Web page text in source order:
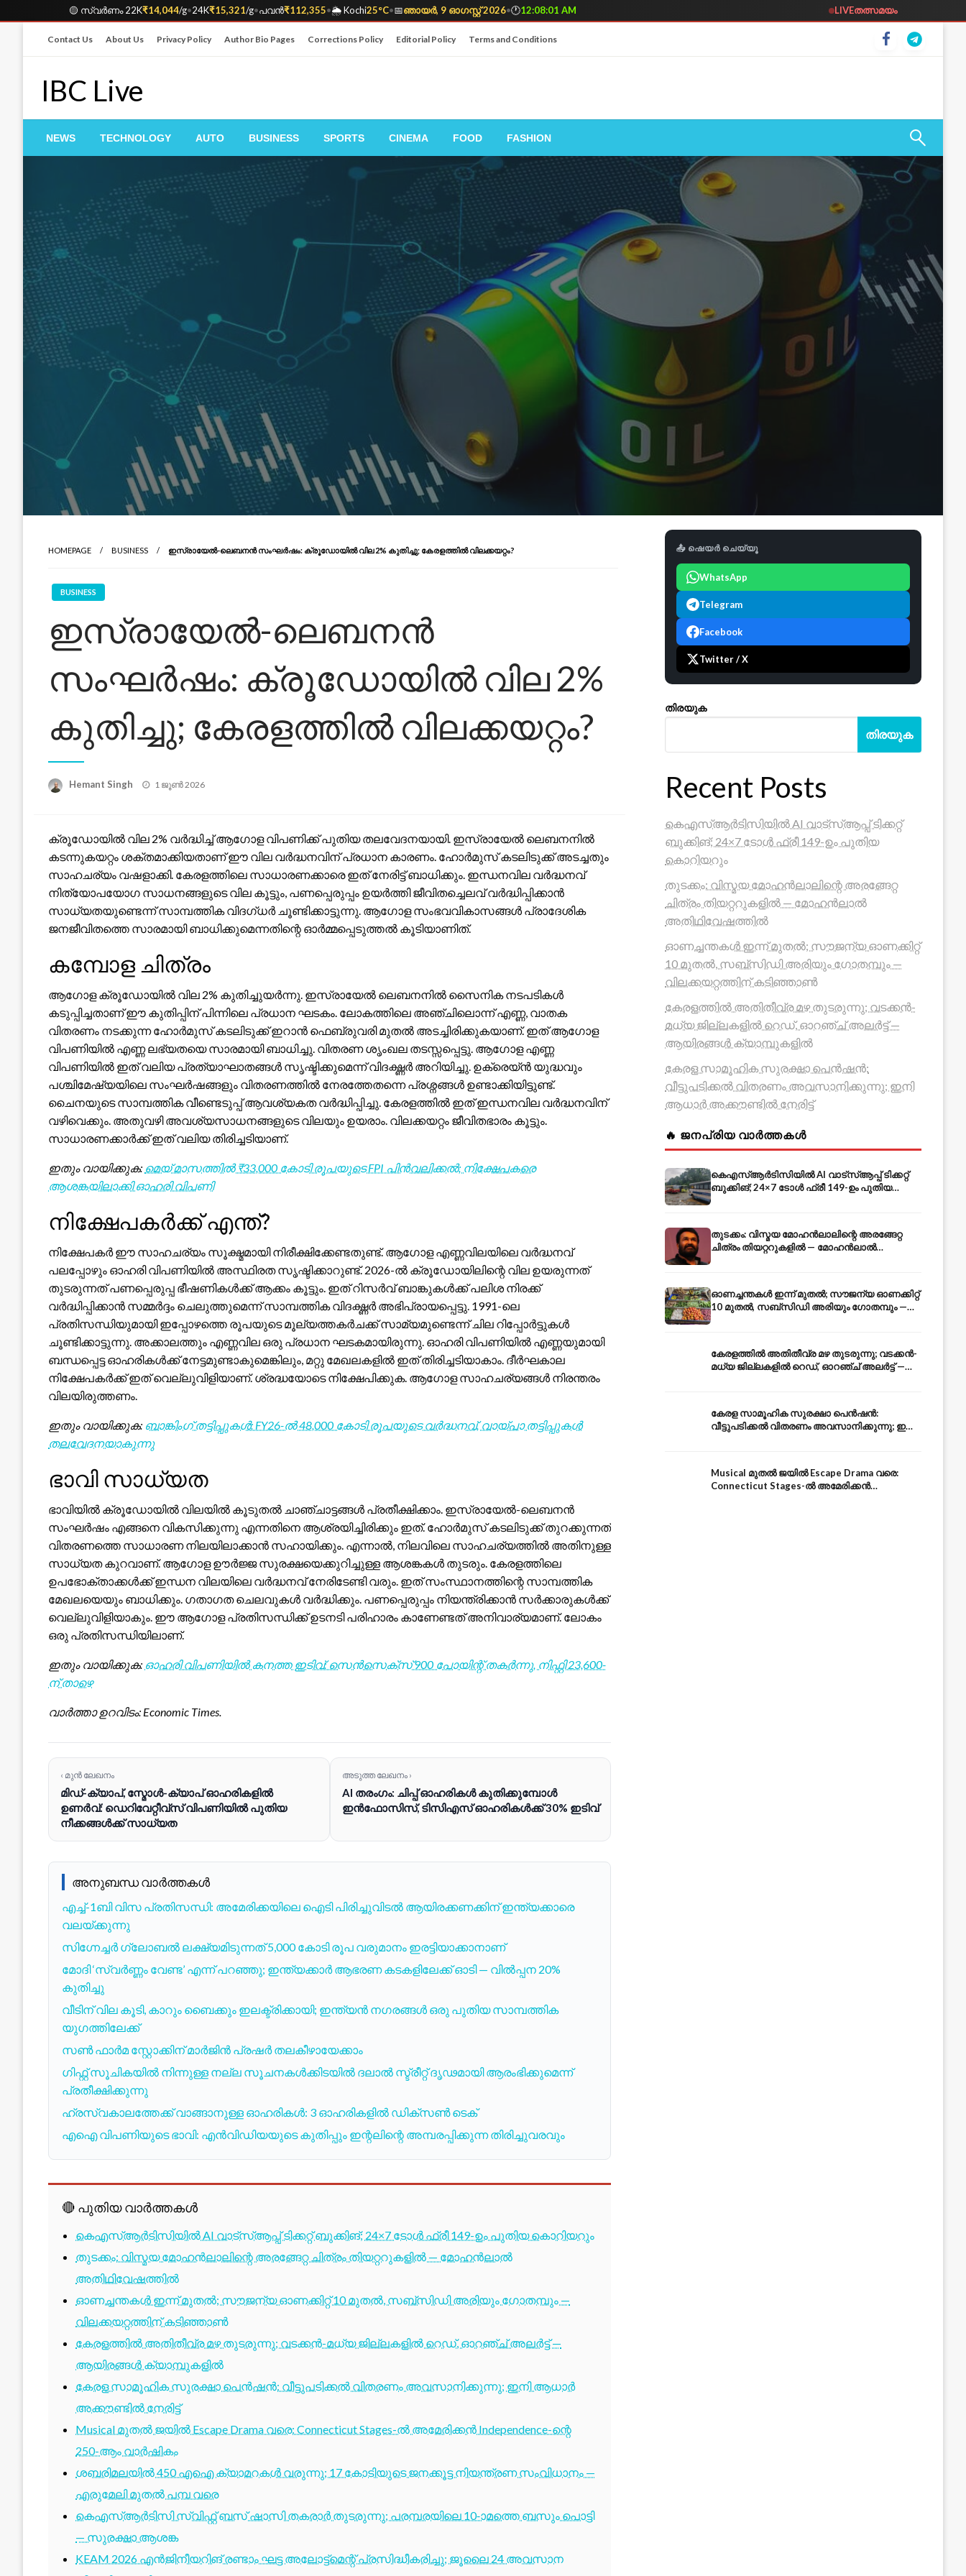
🟡 സ്വർണം 22K₹14,044/g•24K₹15,321/g•പവൻ₹112,355•🌦️ Kochi25°C•📅ഞായർ, 9 ഓഗസ്റ്റ് 2026•🕐12:08:02 AM LIVEതത്സമയം
Contact Us About Us Privacy Policy Author Bio Pages Corrections Policy Editorial Policy Terms and Conditions
IBC Live
NEWS TECHNOLOGY AUTO BUSINESS SPORTS CINEMA FOOD FASHION
HOMEPAGE BUSINESS ഇസ്രായേൽ-ലെബനൻ സംഘർഷം: ക്രൂഡോയിൽ വില 2% കുതിച്ചു; കേരളത്തിൽ വിലക്കയറ്റം?
BUSINESS
ഇസ്രായേൽ-ലെബനൻ
സംഘർഷം: ക്രൂഡോയിൽ വില 2%
കുതിച്ചു; കേരളത്തിൽ വിലക്കയറ്റം?
Hemant Singh
Posted
1 ജൂൺ 2026
ക്രൂഡോയിൽ വില 2% വർദ്ധിച്ച് ആഗോള വിപണിക്ക് പുതിയ തലവേദനയായി. ഇസ്രായേൽ ലെബനനിൽ
കടന്നുകയറ്റം ശക്തമാക്കിയതാണ് ഈ വില വർദ്ധനവിന് പ്രധാന കാരണം. ഹോർമുസ് കടലിടുക്ക് അടച്ചതും
സാഹചര്യം വഷളാക്കി. കേരളത്തിലെ സാധാരണക്കാരെ ഇത് നേരിട്ട് ബാധിക്കും. ഇന്ധനവില വർദ്ധനവ്
നിത്യോപയോഗ സാധനങ്ങളുടെ വില കൂട്ടും, പണപ്പെരുപ്പം ഉയർത്തി ജീവിതച്ചെലവ് വർദ്ധിപ്പിക്കാൻ
സാധ്യതയുണ്ടെന്ന് സാമ്പത്തിക വിദഗ്ധർ ചൂണ്ടിക്കാട്ടുന്നു. ആഗോള സംഭവവികാസങ്ങൾ പ്രാദേശിക
ജനജീവിതത്തെ സാരമായി ബാധിക്കുമെന്നതിന്റെ ഓർമ്മപ്പെടുത്തൽ കൂടിയാണിത്.
കമ്പോള ചിത്രം
ആഗോള ക്രൂഡോയിൽ വില 2% കുതിച്ചുയർന്നു. ഇസ്രായേൽ ലെബനനിൽ സൈനിക നടപടികൾ
കടുപ്പിച്ചതാണ് ഈ കുതിപ്പിന് പിന്നിലെ പ്രധാന ഘടകം. ലോകത്തിലെ അഞ്ചിലൊന്ന് എണ്ണ, വാതക
വിതരണം നടക്കുന്ന ഹോർമുസ് കടലിടുക്ക് ഇറാൻ ഫെബ്രുവരി മുതൽ അടച്ചിരിക്കുകയാണ്. ഇത് ആഗോള
വിപണിയിൽ എണ്ണ ലഭ്യതയെ സാരമായി ബാധിച്ചു. വിതരണ ശൃംഖല തടസ്സപ്പെട്ടു. ആഗോള എണ്ണ
വിപണിയിൽ ഇത് വലിയ പ്രത്യാഘാതങ്ങൾ സൃഷ്ടിക്കുമെന്ന് വിദഗ്ദ്ധർ അറിയിച്ചു. ഉക്രെയ്ൻ യുദ്ധവും
പശ്ചിമേഷ്യയിലെ സംഘർഷങ്ങളും വിതരണത്തിൽ നേരത്തേതന്നെ പ്രശ്നങ്ങൾ ഉണ്ടാക്കിയിട്ടുണ്ട്.
ചൈനയുടെ സാമ്പത്തിക വീണ്ടെടുപ്പ് ആവശ്യകത വർദ്ധിപ്പിച്ചു. കേരളത്തിൽ ഇത് ഇന്ധനവില വർദ്ധനവിന്
വഴിവെക്കും. അതുവഴി അവശ്യസാധനങ്ങളുടെ വിലയും ഉയരാം. വിലക്കയറ്റം ജീവിതഭാരം കൂട്ടും.
സാധാരണക്കാർക്ക് ഇത് വലിയ തിരിച്ചടിയാണ്.
ഇതും വായിക്കുക: മെയ് മാസത്തിൽ ₹33,000 കോടി രൂപയുടെ FPI പിൻവലിക്കൽ; നിക്ഷേപകരെ
ആശങ്കയിലാക്കി ഓഹരി വിപണി
നിക്ഷേപകർക്ക് എന്ത്?
നിക്ഷേപകർ ഈ സാഹചര്യം സൂക്ഷ്മമായി നിരീക്ഷിക്കേണ്ടതുണ്ട്. ആഗോള എണ്ണവിലയിലെ വർദ്ധനവ്
പലപ്പോഴും ഓഹരി വിപണിയിൽ അസ്ഥിരത സൃഷ്ടിക്കാറുണ്ട്. 2026-ൽ ക്രൂഡോയിലിന്റെ വില ഉയരുന്നത്
തുടരുന്നത് പണപ്പെരുപ്പ ഭീഷണികൾക്ക് ആക്കം കൂട്ടും. ഇത് റിസർവ് ബാങ്കുകൾക്ക് പലിശ നിരക്ക്
വർദ്ധിപ്പിക്കാൻ സമ്മർദ്ദം ചെലുത്തുമെന്ന് സാമ്പത്തിക വിദഗ്ദ്ധർ അഭിപ്രായപ്പെട്ടു. 1991-ലെ
പ്രതിസന്ധിയുമായി ഇപ്പോഴത്തെ രൂപയുടെ മൂല്യത്തകർചക്ക് സാമ്യമുണ്ടെന്ന് ചില റിപ്പോർട്ടുകൾ
ചൂണ്ടിക്കാട്ടുന്നു. അക്കാലത്തും എണ്ണവില ഒരു പ്രധാന ഘടകമായിരുന്നു. ഓഹരി വിപണിയിൽ എണ്ണയുമായി
ബന്ധപ്പെട്ട ഓഹരികൾക്ക് നേട്ടമുണ്ടാകുമെങ്കിലും, മറ്റു മേഖലകളിൽ ഇത് തിരിച്ചടിയാകാം. ദീർഘകാല
നിക്ഷേപകർക്ക് ഇത് വെല്ലുവിളിയാണ്. ശ്രദ്ധയോടെ നിക്ഷേപിക്കുക. ആഗോള സാഹചര്യങ്ങൾ നിരന്തരം
വിലയിരുത്തണം.
ഇതും വായിക്കുക: ബാങ്കിംഗ് തട്ടിപ്പുകൾ: FY26-ൽ 48,000 കോടി രൂപയുടെ വർദ്ധനവ്, വായ്പാ തട്ടിപ്പുകൾ
തലവേദനയാകുന്നു
ഭാവി സാധ്യത
ഭാവിയിൽ ക്രൂഡോയിൽ വിലയിൽ കൂടുതൽ ചാഞ്ചാട്ടങ്ങൾ പ്രതീക്ഷിക്കാം. ഇസ്രായേൽ-ലെബനൻ
സംഘർഷം എങ്ങനെ വികസിക്കുന്നു എന്നതിനെ ആശ്രയിച്ചിരിക്കും ഇത്. ഹോർമുസ് കടലിടുക്ക് തുറക്കുന്നത്
വിതരണത്തെ സാധാരണ നിലയിലാക്കാൻ സഹായിക്കും. എന്നാൽ, നിലവിലെ സാഹചര്യത്തിൽ അതിനുള്ള
സാധ്യത കുറവാണ്. ആഗോള ഊർജ്ജ സുരക്ഷയെക്കുറിച്ചുള്ള ആശങ്കകൾ തുടരും. കേരളത്തിലെ
ഉപഭോക്താക്കൾക്ക് ഇന്ധന വിലയിലെ വർദ്ധനവ് നേരിടേണ്ടി വരും. ഇത് സംസ്ഥാനത്തിന്റെ സാമ്പത്തിക
മേഖലയെയും ബാധിക്കും. ഗതാഗത ചെലവുകൾ വർദ്ധിക്കും. പണപ്പെരുപ്പം നിയന്ത്രിക്കാൻ സർക്കാരുകൾക്ക്
വെല്ലുവിളിയാകും. ഈ ആഗോള പ്രതിസന്ധിക്ക് ഉടനടി പരിഹാരം കാണേണ്ടത് അനിവാര്യമാണ്. ലോകം
ഒരു പ്രതിസന്ധിയിലാണ്.
ഇതും വായിക്കുക: ഓഹരി വിപണിയിൽ കനത്ത ഇടിവ്: സെൻസെക്സ് 900 പോയിന്റ് തകർന്നു, നിഫ്റ്റി 23,600-
ന് താഴെ
വാർത്താ ഉറവിടം: Economic Times.
‹ മുൻ ലേഖനം
മിഡ്-ക്യാപ്, സ്മോൾ-ക്യാപ് ഓഹരികളിൽ
ഉണർവ്: ഡെറിവേറ്റീവ്സ് വിപണിയിൽ പുതിയ
നീക്കങ്ങൾക്ക് സാധ്യത
അടുത്ത ലേഖനം ›
AI തരംഗം: ചിപ്പ് ഓഹരികൾ കുതിക്കുമ്പോൾ
ഇൻഫോസിസ്, ടിസിഎസ് ഓഹരികൾക്ക് 30% ഇടിവ്
അനുബന്ധ വാർത്തകൾ
എച്ച്-1ബി വിസ പ്രതിസന്ധി: അമേരിക്കയിലെ ഐടി പിരിച്ചുവിടൽ ആയിരക്കണക്കിന് ഇന്ത്യക്കാരെ
വലയ്ക്കുന്നു
സിഗ്നേച്ചർ ഗ്ലോബൽ ലക്ഷ്യമിടുന്നത് 5,000 കോടി രൂപ വരുമാനം ഇരട്ടിയാക്കാനാണ്
മോദി ‘സ്വർണ്ണം വേണ്ട’ എന്ന് പറഞ്ഞു; ഇന്ത്യക്കാർ ആഭരണ കടകളിലേക്ക് ഓടി — വിൽപ്പന 20%
കുതിച്ചു
വീടിന് വില കൂടി, കാറും ബൈക്കും ഇലക്ട്രിക്കായി; ഇന്ത്യൻ നഗരങ്ങൾ ഒരു പുതിയ സാമ്പത്തിക
യുഗത്തിലേക്ക്
സൺ ഫാർമ സ്റ്റോക്കിന് മാർജിൻ പ്രഷർ തലകീഴായേക്കാം
ഗിഫ്റ്റ് സൂചികയിൽ നിന്നുള്ള നല്ല സൂചനകൾക്കിടയിൽ ദലാൽ സ്ട്രീറ്റ് ദൃഢമായി ആരംഭിക്കുമെന്ന്
പ്രതീക്ഷിക്കുന്നു
ഹ്രസ്വകാലത്തേക്ക് വാങ്ങാനുള്ള ഓഹരികൾ: 3 ഓഹരികളിൽ ഡിക്സൺ ടെക്
എഐ വിപണിയുടെ ഭാവി: എൻവിഡിയയുടെ കുതിപ്പും ഇന്റലിന്റെ അമ്പരപ്പിക്കുന്ന തിരിച്ചുവരവും
🔴 പുതിയ വാർത്തകൾ
കെഎസ്ആർടിസിയിൽ AI വാട്സ്ആപ്പ് ടിക്കറ്റ് ബുക്കിങ്; 24×7 ടോൾ ഫ്രീ 149-ഉം പുതിയ കൊറിയറും
തുടക്കം: വിസ്മയ മോഹൻലാലിന്റെ അരങ്ങേറ്റ ചിത്രം തിയറ്ററുകളിൽ — മോഹൻലാൽ
അതിഥിവേഷത്തിൽ
ഓണച്ചന്തകൾ ഇന്ന് മുതൽ; സൗജന്യ ഓണക്കിറ്റ് 10 മുതൽ, സബ്സിഡി അരിയും ഗോതമ്പും —
വിലക്കയറ്റത്തിന് കടിഞ്ഞാൺ
കേരളത്തിൽ അതിതീവ്ര മഴ തുടരുന്നു; വടക്കൻ-മധ്യ ജില്ലകളിൽ റെഡ്, ഓറഞ്ച് അലർട്ട് —
ആയിരങ്ങൾ ക്യാമ്പുകളിൽ
കേരള സാമൂഹിക സുരക്ഷാ പെൻഷൻ: വീട്ടുപടിക്കൽ വിതരണം അവസാനിക്കുന്നു; ഇനി ആധാർ
അക്കൗണ്ടിൽ നേരിട്ട്
Musical മുതൽ ജയിൽ Escape Drama വരെ: Connecticut Stages-ൽ അമേരിക്കൻ Independence-ന്റെ
250-ആം വാർഷികം
ശബരിമലയിൽ 450 എഐ ക്യാമറകൾ വരുന്നു; 17 കോടിയുടെ ജനക്കൂട്ട നിയന്ത്രണ സംവിധാനം —
എരുമേലി മുതൽ പമ്പ വരെ
കെഎസ്ആർടിസി സ്വിഫ്റ്റ് ബസ് ഷാസി തകരാർ തുടരുന്നു; പരമ്പരയിലെ 10-ാമത്തെ ബസും പൊട്ടി
— സുരക്ഷാ ആശങ്ക
KEAM 2026 എൻജിനീയറിങ് രണ്ടാം ഘട്ട അലോട്ട്മെന്റ് പ്രസിദ്ധീകരിച്ചു; ജൂലൈ 24 അവസാന
📤 ഷെയർ ചെയ്യൂ
WhatsApp
Telegram
Facebook
Twitter / X
തിരയുക
തിരയുക
Recent Posts
കെഎസ്ആർടിസിയിൽ AI വാട്സ്ആപ്പ് ടിക്കറ്റ്
ബുക്കിങ്; 24×7 ടോൾ ഫ്രീ 149-ഉം പുതിയ
കൊറിയറും
തുടക്കം: വിസ്മയ മോഹൻലാലിന്റെ അരങ്ങേറ്റ
ചിത്രം തിയറ്ററുകളിൽ — മോഹൻലാൽ
അതിഥിവേഷത്തിൽ
ഓണച്ചന്തകൾ ഇന്ന് മുതൽ; സൗജന്യ ഓണക്കിറ്റ്
10 മുതൽ, സബ്സിഡി അരിയും ഗോതമ്പും —
വിലക്കയറ്റത്തിന് കടിഞ്ഞാൺ
കേരളത്തിൽ അതിതീവ്ര മഴ തുടരുന്നു; വടക്കൻ-
മധ്യ ജില്ലകളിൽ റെഡ്, ഓറഞ്ച് അലർട്ട് —
ആയിരങ്ങൾ ക്യാമ്പുകളിൽ
കേരള സാമൂഹിക സുരക്ഷാ പെൻഷൻ:
വീട്ടുപടിക്കൽ വിതരണം അവസാനിക്കുന്നു; ഇനി
ആധാർ അക്കൗണ്ടിൽ നേരിട്ട്
🔥 ജനപ്രിയ വാർത്തകൾ
കെഎസ്ആർടിസിയിൽ AI വാട്സ്ആപ്പ് ടിക്കറ്റ്
ബുക്കിങ്; 24×7 ടോൾ ഫ്രീ 149-ഉം പുതിയ
തുടക്കം: വിസ്മയ മോഹൻലാലിന്റെ അരങ്ങേറ്റ
ചിത്രം തിയറ്ററുകളിൽ — മോഹൻലാൽ
ഓണച്ചന്തകൾ ഇന്ന് മുതൽ; സൗജന്യ ഓണക്കിറ്റ്
10 മുതൽ, സബ്സിഡി അരിയും ഗോതമ്പും —
കേരളത്തിൽ അതിതീവ്ര മഴ തുടരുന്നു; വടക്കൻ-
മധ്യ ജില്ലകളിൽ റെഡ്, ഓറഞ്ച് അലർട്ട് —
കേരള സാമൂഹിക സുരക്ഷാ പെൻഷൻ:
വീട്ടുപടിക്കൽ വിതരണം അവസാനിക്കുന്നു; ഇനി
Musical മുതൽ ജയിൽ Escape Drama വരെ:
Connecticut Stages-ൽ അമേരിക്കൻ